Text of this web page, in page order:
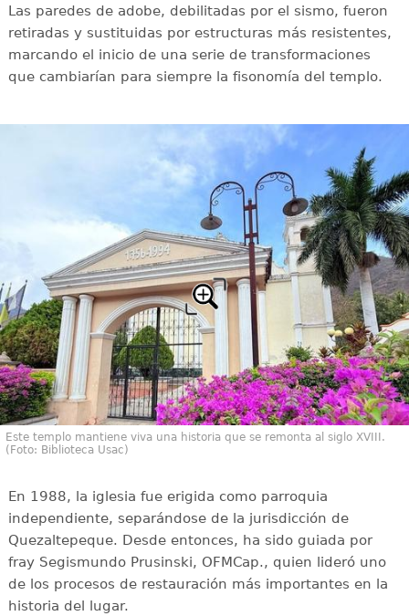
Las paredes de adobe, debilitadas por el sismo, fueron
retiradas y sustituidas por estructuras más resistentes,
marcando el inicio de una serie de transformaciones
que cambiarían para siempre la fisonomía del templo.
Este templo mantiene viva una historia que se remonta al siglo XVIII.
(Foto: Biblioteca Usac)
En 1988, la iglesia fue erigida como parroquia
independiente, separándose de la jurisdicción de
Quezaltepeque. Desde entonces, ha sido guiada por
fray Segismundo Prusinski, OFMCap., quien lideró uno
de los procesos de restauración más importantes en la
historia del lugar.